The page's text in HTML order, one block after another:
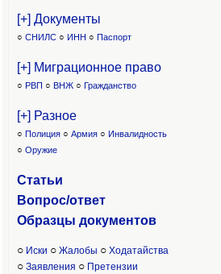
[+] Документы
○ СНИЛС ○ ИНН ○ Паспорт
[+] Миграционное право
○ РВП ○ ВНЖ ○ Гражданство
[+] Разное
○ Полиция ○ Армия ○ Инвалидность
○ Оружие
Статьи
Вопрос/ответ
Образцы документов
○ Иски ○ Жалобы ○ Ходатайства
○ Заявления ○ Претензии